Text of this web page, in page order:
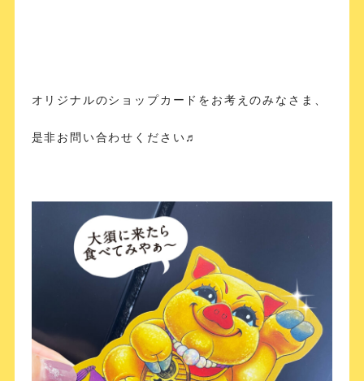
オリジナルのショップカードをお考えのみなさま、
是非お問い合わせください♬